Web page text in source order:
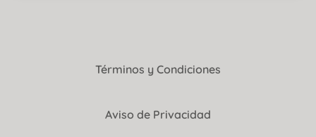
Términos y Condiciones
Aviso de Privacidad